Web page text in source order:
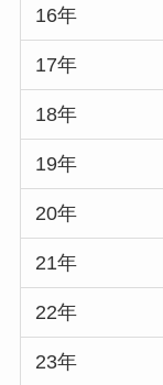
16年
17年
18年
19年
20年
21年
22年
23年